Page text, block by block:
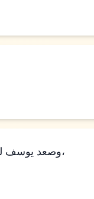
وصعد يوسف ليدفن أباه. وصعد معه جميع عبيد فرعون، شيوخ بيته، وجميع شيوخ أرض مصر،